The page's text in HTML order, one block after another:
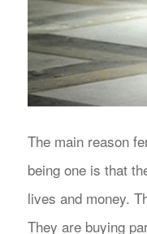
The main reason
being one is that
lives and money.
They are buying